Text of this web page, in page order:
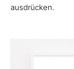
ausdrücken.